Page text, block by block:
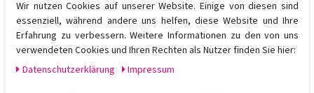
In den Warenkorb
inkl. ges. MwSt. zzgl. Versandkosten
Graham Hill CHAPEL Volume Up Pomade 75 ml
Wir nutzen Cookies auf unserer Website. Einige von diesen sind
essenziell, während andere uns helfen, diese Website und Ihre
Erfahrung zu verbessern. Weitere Informationen zu den von uns
verwendeten Cookies und Ihren Rechten als Nutzer finden Sie hier:
Daten­schutz­erklärung
Impressum